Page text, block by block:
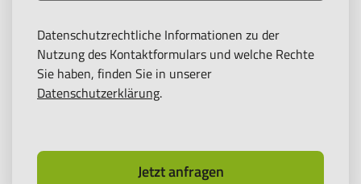
Datenschutzrechtliche Informationen zu der
Nutzung des Kontaktformulars und welche Rechte
Sie haben, finden Sie in unserer
Datenschutzerklärung.
Jetzt anfragen